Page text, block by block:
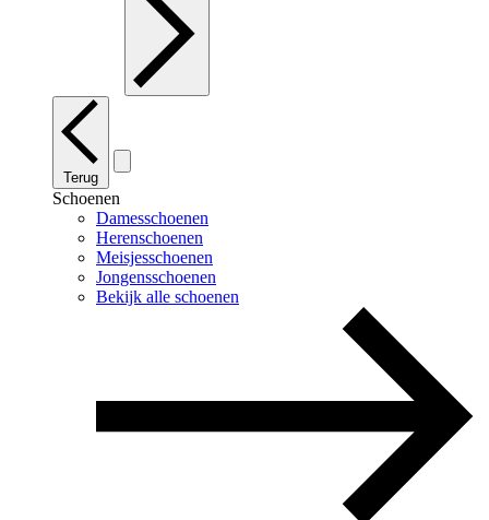
Terug
Schoenen
Damesschoenen
Herenschoenen
Meisjesschoenen
Jongensschoenen
Bekijk alle schoenen